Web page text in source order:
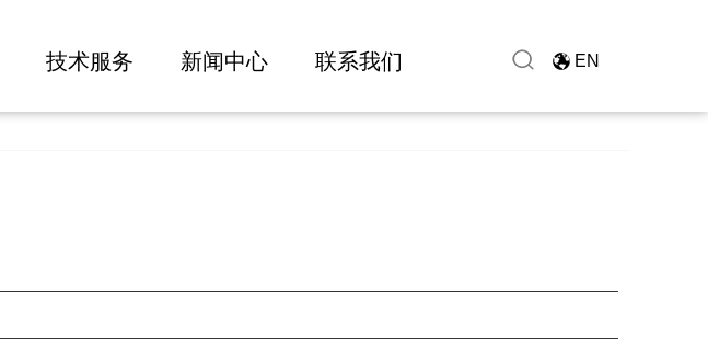
技术服务 新闻中心 联系我们 EN